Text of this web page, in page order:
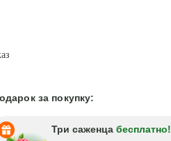
за покупку:
Три саженца бесплатно!